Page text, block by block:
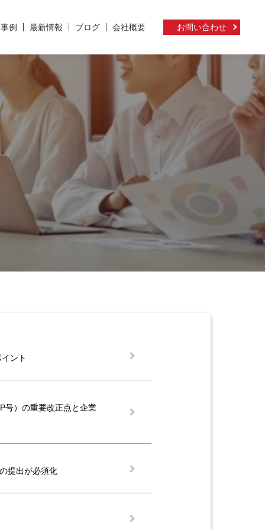
例 最新情報 ブログ 会社概要 お問い合わせ
ント
号）の重要改正点と企業
提出が必須化